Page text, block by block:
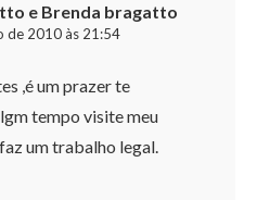
e Brenda bragatto
de 2010 às 21:54
,é um prazer te
tempo visite meu
um trabalho legal.